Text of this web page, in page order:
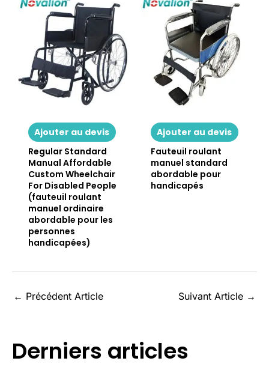
Derniers articles
Ajouter au devis
Regular Standard
Manual Affordable
Custom Wheelchair
For Disabled People
(fauteuil roulant
manuel ordinaire
abordable pour les
personnes
handicapées)
Ajouter au devis
Fauteuil roulant
manuel standard
abordable pour
handicapés
← Précédent Article Suivant Article →